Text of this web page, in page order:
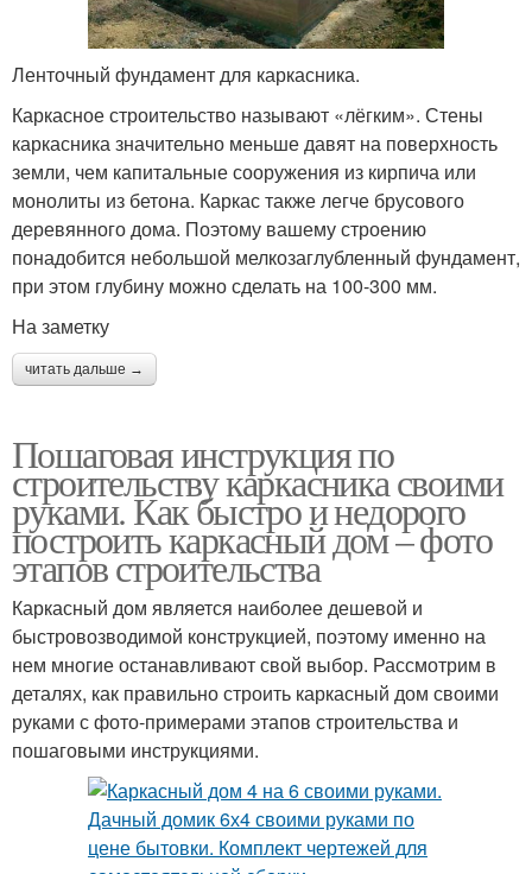
Ленточный фундамент для каркасника.
Каркасное строительство называют «лёгким». Стены
каркасника значительно меньше давят на поверхность
земли, чем капитальные сооружения из кирпича или
монолиты из бетона. Каркас также легче брусового
деревянного дома. Поэтому вашему строению
понадобится небольшой мелкозаглубленный фундамент,
при этом глубину можно сделать на 100-300 мм.
На заметку
читать дальше →
Пошаговая инструкция по
строительству каркасника своими
руками. Как быстро и недорого
построить каркасный дом – фото
этапов строительства
Каркасный дом является наиболее дешевой и
быстровозводимой конструкцией, поэтому именно на
нем многие останавливают свой выбор. Рассмотрим в
деталях, как правильно строить каркасный дом своими
руками с фото-примерами этапов строительства и
пошаговыми инструкциями.